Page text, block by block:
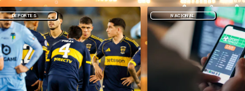
NACIONAL DEPORTES